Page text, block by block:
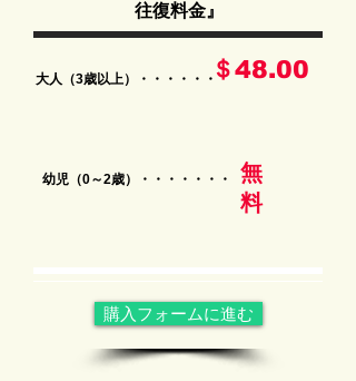
往復料金』
大人（3歳以上）・・・・・・＄48.00
幼児（0～2歳）・・・・・・・
無
料
購入フォームに進む